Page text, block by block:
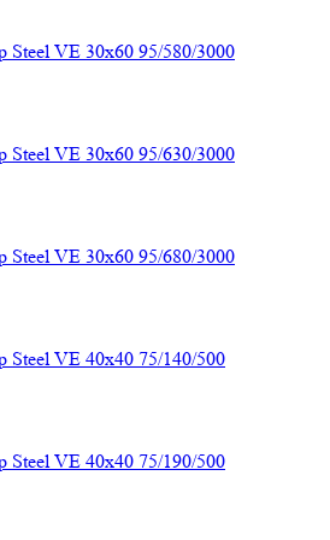
Steel VE 30х60 95/580/3000
Steel VE 30х60 95/630/3000
Steel VE 30х60 95/680/3000
Steel VE 40х40 75/140/500
Steel VE 40х40 75/190/500